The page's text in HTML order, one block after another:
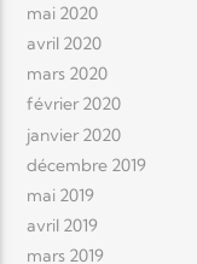
mai 2020
avril 2020
mars 2020
février 2020
janvier 2020
décembre 2019
mai 2019
avril 2019
mars 2019